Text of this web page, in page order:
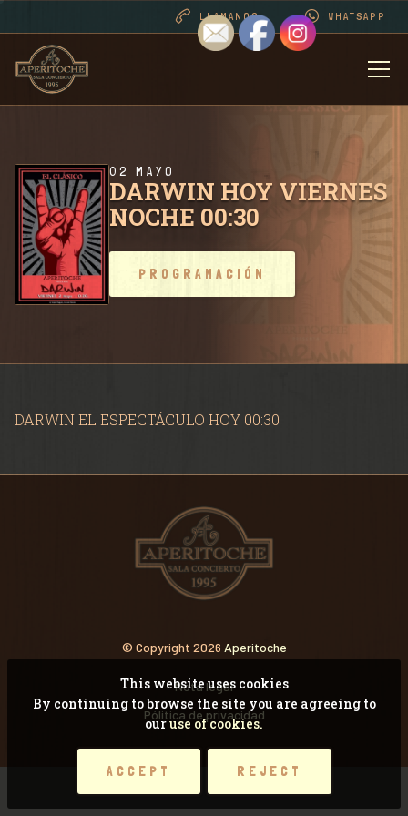
LLAMANOS WHATSAPP
DARWIN HOY VIERNES
NOCHE 00:30
02 MAYO
PROGRAMACIÓN
DARWIN EL ESPECTÁCULO HOY 00:30
© Copyright 2026 Aperitoche
Nota legal
Pólitica de privacidad
This website uses cookies
By continuing to browse the site you are agreeing to
ouruse of cookies.
ACCEPT REJECT
BIENVENIDOS
PROGRAMACIÓN
RIDER SALA /
VIDEOS
RECORDANDO